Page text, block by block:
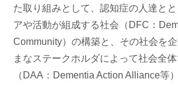
た取り組みとして、認知症の人達と
アや活動が組成する社会（DFC：
Community）の構築と、その社会を
まなステークホルダによって社会全
（DAA：Dementia Action Alliance等